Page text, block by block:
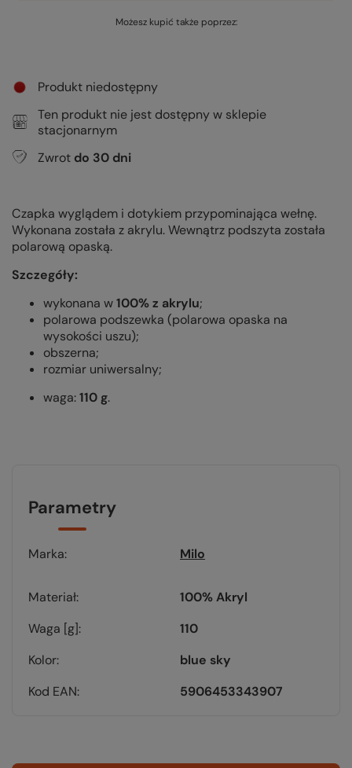
Możesz kupić także poprzez:
Produkt niedostępny
Ten produkt nie jest dostępny w sklepie
stacjonarnym
Zwrot do 30 dni
Czapka wyglądem i dotykiem przypominająca wełnę.
Wykonana została z akrylu. Wewnątrz podszyta została
polarową opaską.
Szczegóły:
wykonana w100% z akrylu;
polarowa podszewka (polarowa opaska na
wysokości uszu);
obszerna;
rozmiar uniwersalny;
waga:110 g.
Parametry
Marka Milo
Materiał
100% Akryl
Waga [g]
110
Kolor
blue sky
Kod EAN
5906453343907